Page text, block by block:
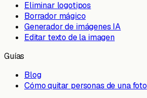
Eliminar logotipos
Borrador mágico
Generador de imágenes IA
Editar texto de la imagen
Guías
Blog
Cómo quitar personas de una foto